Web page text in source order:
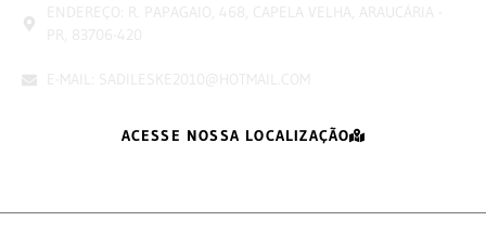
ENDEREÇO: R. PAPAGAIO, 468, CAPELA VELHA, ARAUCÁRIA -
PR, 83706-420
E-MAIL: SADILESKE2010@HOTMAIL.COM
ACESSE NOSSA LOCALIZAÇÃO